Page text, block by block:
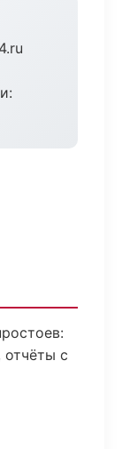
отчёты с